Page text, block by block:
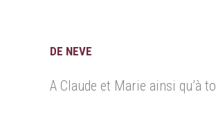
DE NEVE
A Claude et Marie ainsi qu’à